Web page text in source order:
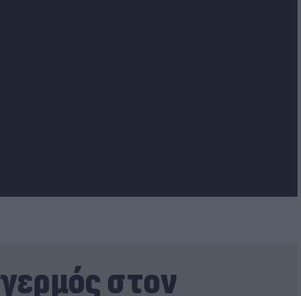
στον